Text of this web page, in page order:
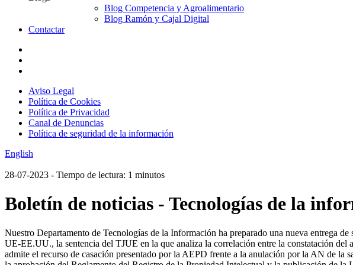
Blog Competencia y Agroalimentario
Blog Ramón y Cajal Digital
Contactar
Aviso Legal
Política de Cookies
Política de Privacidad
Canal de Denuncias
Política de seguridad de la información
English
28-07-2023 - Tiempo de lectura: 1 minutos
Boletín de noticias - Tecnologías de la
Nuestro Departamento de Tecnologías de la Información ha preparado una nueva entrega de
UE-EE.UU., la sentencia del TJUE en la que analiza la correlación entre la constatación
admite el recurso de casación presentado por la AEPD frente a la anulación por la AN de